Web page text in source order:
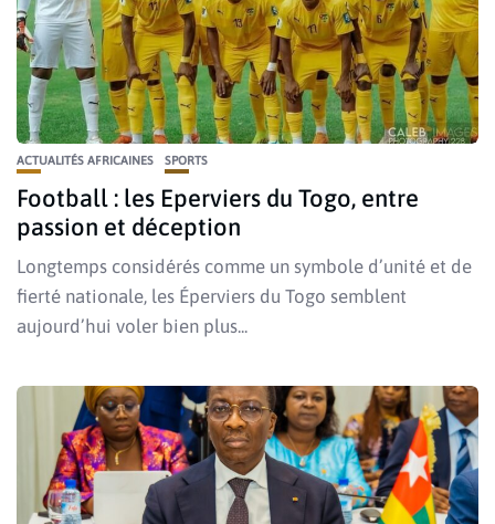
ACTUALITÉS AFRICAINES SPORTS
Football : les Eperviers du Togo, entre
passion et déception
Longtemps considérés comme un symbole d’unité et de
fierté nationale, les Éperviers du Togo semblent
aujourd’hui voler bien plus...